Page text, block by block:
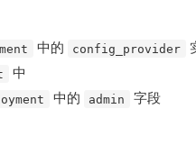
中的 config_provider
中
中的 admin
字段